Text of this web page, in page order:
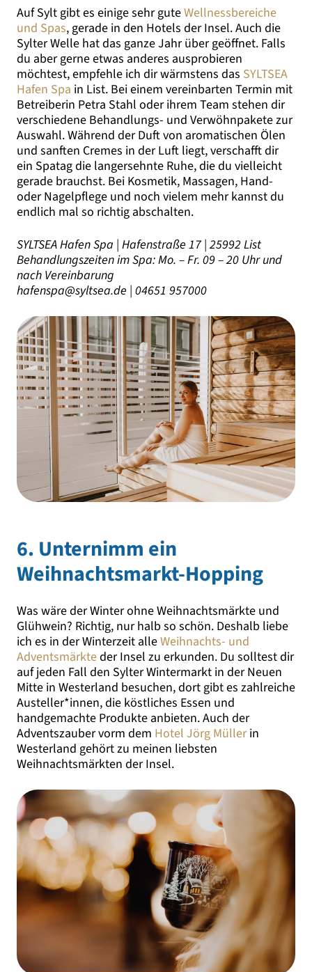
Auf Sylt gibt es einige sehr guteWellnessbereiche
und Spas, gerade in den Hotels der Insel. Auch die
Sylter Welle hat das ganze Jahr über geöffnet. Falls
du aber gerne etwas anderes ausprobieren
möchtest, empfehle ich dir wärmstens das SYLTSEA
Hafen Spa in List. Bei einem vereinbarten Termin mit
Betreiberin Petra Stahl oder ihrem Team stehen dir
verschiedene Behandlungs- und Verwöhnpakete zur
Auswahl. Während der Duft von aromatischen Ölen
und sanften Cremes in der Luft liegt, verschafft dir
ein Spatag die langersehnte Ruhe, die du vielleicht
gerade brauchst. Bei Kosmetik, Massagen, Hand-
oder Nagelpflege und noch vielem mehr kannst du
endlich mal so richtig abschalten.
SYLTSEA Hafen Spa | Hafenstraße 17 | 25992 List
Behandlungszeiten im Spa: Mo. – Fr. 09 – 20 Uhr und
nach Vereinbarung
hafenspa@syltsea.de | 04651 957000
6. Unternimm ein
Weihnachtsmarkt-Hopping
Was wäre der Winter ohne Weihnachtsmärkte und
Glühwein? Richtig, nur halb so schön. Deshalb liebe
ich es in der Winterzeit alleWeihnachts- und
Adventsmärkteder Insel zu erkunden. Du solltest dir
auf jeden Fall den Sylter Wintermarkt in der Neuen
Mitte in Westerland besuchen, dort gibt es zahlreiche
Austeller*innen, die köstliches Essen und
handgemachte Produkte anbieten. Auch der
Adventszauber vorm dem Hotel Jörg Müllerin
Westerland gehört zu meinen liebsten
Weihnachtsmärkten der Insel.